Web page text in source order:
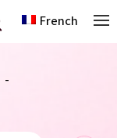
French
-